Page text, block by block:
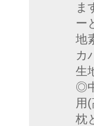
ま
ー
地
カ
生
◎
用
枕